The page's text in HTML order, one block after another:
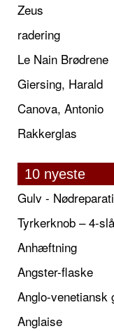
Zeus
radering
Le Nain Brødrene
Giersing, Harald
Canova, Antonio
Rakkerglas
10 nyeste
Gulv -
Tyrkerknob – 4-
Anhæftning
Angster-flaske
Anglo-venetiansk
Anglaise